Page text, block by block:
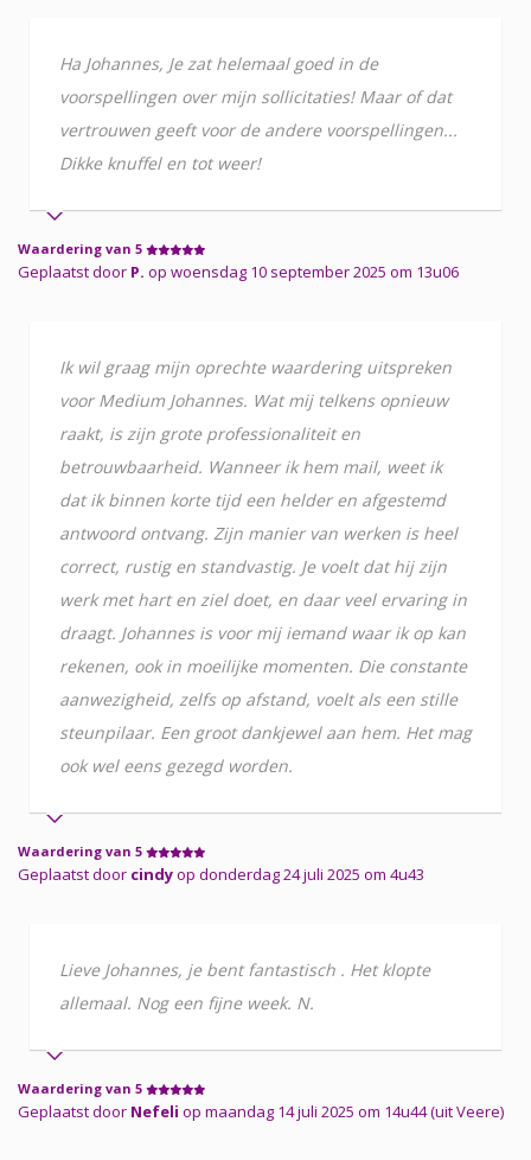
Ha Johannes, Je zat helemaal goed in de
voorspellingen over mijn sollicitaties! Maar of dat
vertrouwen geeft voor de andere voorspellingen...
Dikke knuffel en tot weer!
Waardering van 5
Geplaatst door P. op woensdag 10 september 2025 om 13u06
Ik wil graag mijn oprechte waardering uitspreken
voor Medium Johannes. Wat mij telkens opnieuw
raakt, is zijn grote professionaliteit en
betrouwbaarheid. Wanneer ik hem mail, weet ik
dat ik binnen korte tijd een helder en afgestemd
antwoord ontvang. Zijn manier van werken is heel
correct, rustig en standvastig. Je voelt dat hij zijn
werk met hart en ziel doet, en daar veel ervaring in
draagt. Johannes is voor mij iemand waar ik op kan
rekenen, ook in moeilijke momenten. Die constante
aanwezigheid, zelfs op afstand, voelt als een stille
steunpilaar. Een groot dankjewel aan hem. Het mag
ook wel eens gezegd worden.
Waardering van 5
Geplaatst door cindyop donderdag 24 juli 2025 om 4u43
Lieve Johannes, je bent fantastisch . Het klopte
allemaal. Nog een fijne week. N.
Waardering van 5
Geplaatst door Nefeli op maandag 14 juli 2025 om 14u44 (uit Veere)